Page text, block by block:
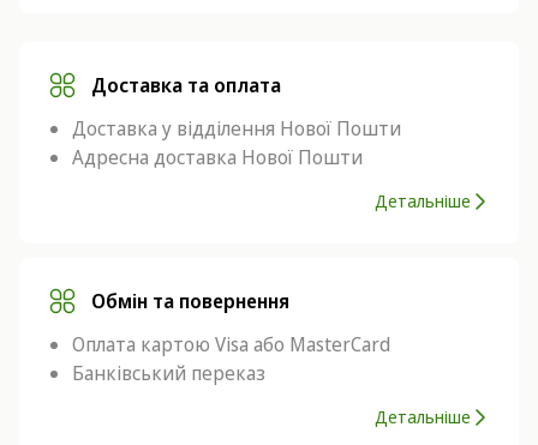
Доставка та оплата
Доставка у відділення Нової Пошти
Адресна доставка Нової Пошти
Детальніше
Обмін та повернення
Оплата картою Visa або MasterCard
Банківський переказ
Детальніше